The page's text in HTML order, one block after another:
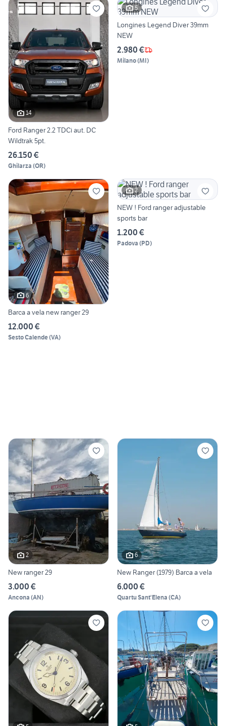
14
Ford Ranger 2.2 TDCi aut. DC
Wildtrak 5pt.
26.150 €
Ghilarza (OR)
5
Longines Legend Diver 39mm
NEW
2.980 €
Milano(MI)
6
Barca a vela new ranger 29
12.000 €
Sesto Calende(VA)
2
NEW ! Ford ranger adjustable
sports bar
1.200 €
Padova (PD)
2
New ranger 29
3.000 €
Ancona (AN)
6
New Ranger (1979) Barca a vela
6.000 €
Quartu Sant'Elena (CA)